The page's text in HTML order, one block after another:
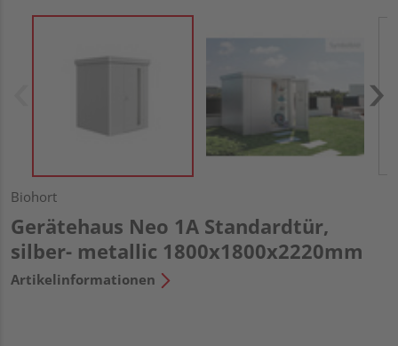
Biohort
Gerätehaus Neo 1A Standardtür,
silber- metallic 1800x1800x2220mm
Artikelinformationen